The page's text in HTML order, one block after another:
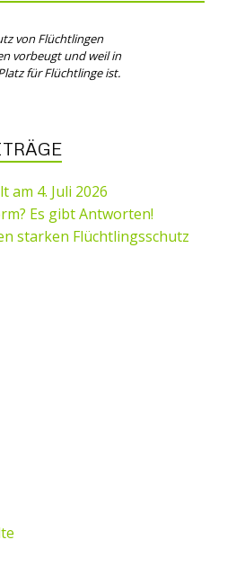
von Flüchtlingen
vorbeugt und weil in
für Flüchtlinge ist.
am 4. Juli 2026
Es gibt Antworten!
starken Flüchtlingsschutz